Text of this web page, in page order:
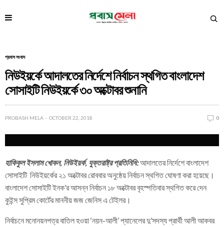
প্রবাস সংবাদ
নিউইয়র্কে আদালতের নির্দেশে নির্বাচন স্থগিত বাংলাদেশ
সোসাইটি নিউইয়র্কে ৩০ অক্টোবর শুনানি
PROBASH MELA OCTOBER 22, 2018 0
হাকিকুল ইসলাম খোকন, নিউইয়র্ক, যুক্তরাষ্ট্র প্রতিনিধি:আদালতের নির্দেশে বাংলাদেশ
সোসাইটি নিউইয়র্কের ২১ অক্টোবর রোববার অনুষ্ঠেয় নির্বাচন স্থগিত ঘোষণা করা হয়েছে।
বাংলাদেশ সোসাইটি ইনক’র আসন্ন নির্বাচন ১৮ অক্টোবর বৃহস্পতিবার স্থগিত করে দেন
কুইন্স সুপ্রিম কোর্টের মাননীয় জজ জেনিস এ টেইলর।
নির্বাচনে মনোনয়নপত্র বাতিল হওয়া ‘নয়ন-আলী’ প্যানেলের দু’সদস্য প্রার্থী আলী আকবর